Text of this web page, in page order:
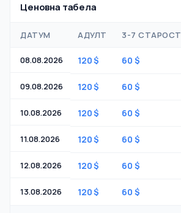
Ценовна табела
ДАТУМ АДУЛТ 3-7 СТАРОСТ
08.08.2026 120 $ 60 $
09.08.2026 120 $ 60 $
10.08.2026 120 $ 60 $
11.08.2026 120 $ 60 $
12.08.2026 120 $ 60 $
13.08.2026 120 $ 60 $